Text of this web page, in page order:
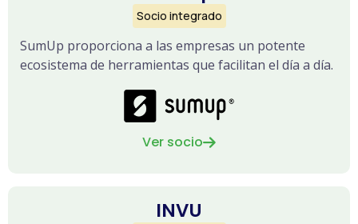
Socio integrado
SumUp proporciona a las empresas un potente
ecosistema de herramientas que facilitan el día a día.
Ver socio
INVU